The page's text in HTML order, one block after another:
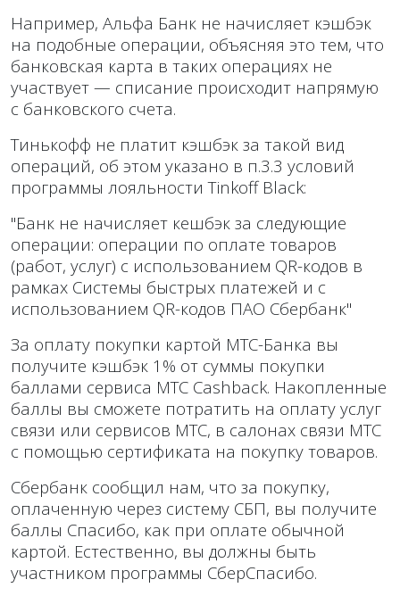
Например, Альфа Банк не начисляет кэшбэк
на подобные операции, объясняя это тем, что
банковская карта в таких операциях не
участвует — списание происходит напрямую
с банковского счета.
Тинькофф не платит кэшбэк за такой вид
операций, об этом указано в п.3.3 условий
программы лояльности Tinkoff Black:
"Банк не начисляет кешбэк за следующие
операции: операции по оплате товаров
(работ, услуг) с использованием QR-кодов в
рамках Системы быстрых платежей и c
использованием QR-кодов ПАО Сбербанк"
За оплату покупки картой МТС-Банка вы
получите кэшбэк 1% от суммы покупки
баллами сервиса МТС Cashback. Накопленные
баллы вы сможете потратить на оплату услуг
связи или сервисов МТС, в салонах связи МТС
с помощью сертификата на покупку товаров.
Сбербанк сообщил нам, что за покупку,
оплаченную через систему СБП, вы получите
баллы Спасибо, как при оплате обычной
картой. Естественно, вы должны быть
участником программы СберСпасибо.